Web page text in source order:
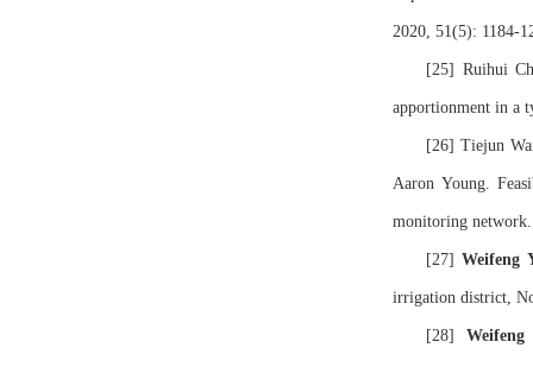
2020, 51(5): 1184-
[25] Ruihui
apportionment in a
[26] Tiejun
Aaron Young.
monitoring
[27]Weifeng
irrigation district,
[28] Weifeng